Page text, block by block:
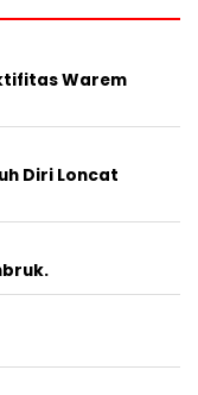
Warem
Diri Loncat